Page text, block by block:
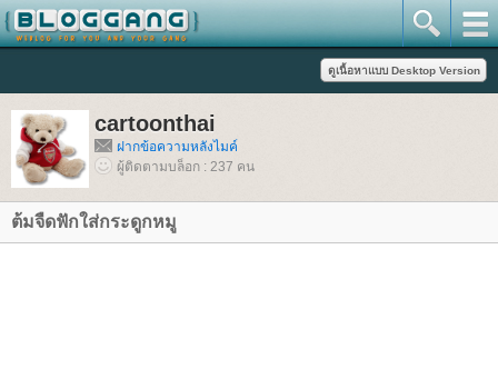
cartoonthai
ฝากข้อความหลังไมค์
ผู้ติดตามบล็อก : 237 คน
ต้มจืดฟักใส่กระดูกหมู